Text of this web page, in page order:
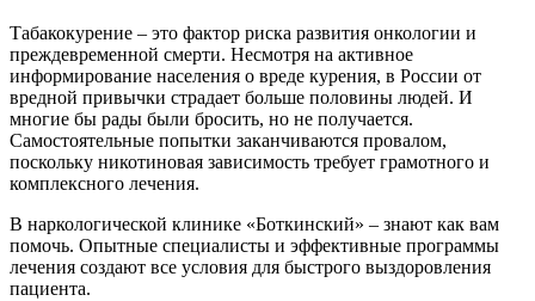
Табакокурение – это фактор риска развития онкологии и
преждевременной смерти. Несмотря на активное
информирование населения о вреде курения, в России от
вредной привычки страдает больше половины людей. И
многие бы рады были бросить, но не получается.
Самостоятельные попытки заканчиваются провалом,
поскольку никотиновая зависимость требует грамотного и
комплексного лечения.
В наркологической клинике «Боткинский» – знают как вам
помочь. Опытные специалисты и эффективные программы
лечения создают все условия для быстрого выздоровления
пациента.